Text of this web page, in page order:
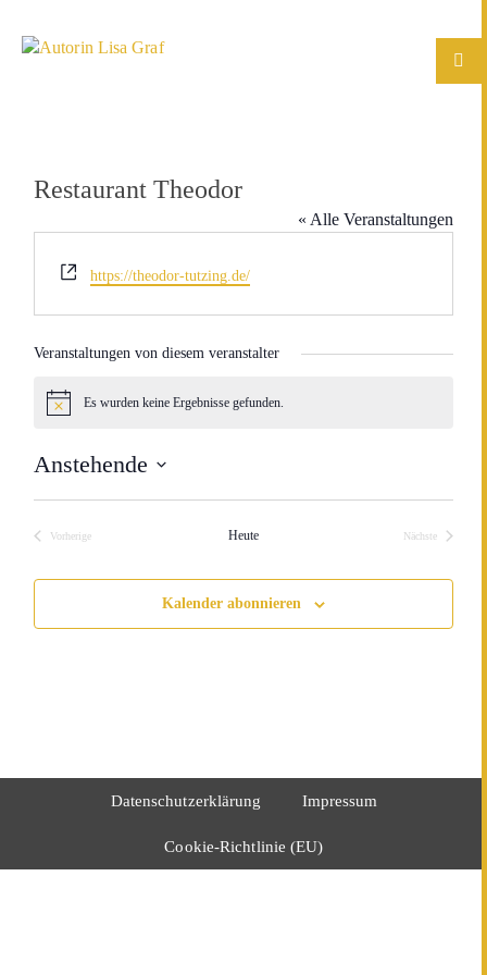
Restaurant Theodor
« Alle Veranstaltungen
Webseite
https://theodor-tutzing.de/
Veranstaltungen von diesem veranstalter
HinweisEs wurden keine Ergebnisse gefunden.
Anstehende
Vorherige
Heute
Nächste
Kalender abonnieren
Datenschutzerklärung Impressum
Cookie-Richtlinie (EU)